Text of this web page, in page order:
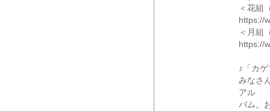
＜花組
https://
＜月組
https://
♪「カ
みなさ
アル
バム。